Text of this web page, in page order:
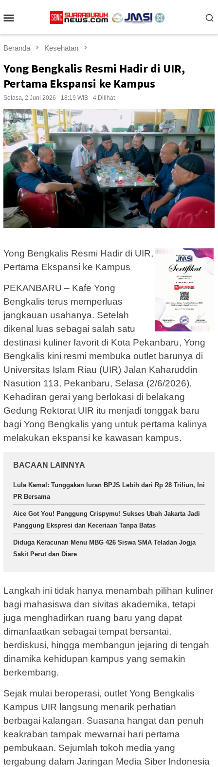
ke
Beranda Kesehatan
Yong Bengkalis Resmi Hadir di UIR,
Pertama Ekspansi ke Kampus
Selasa, 2 Juni 2026 - 18:19 WIB 4 Dilihat
Yong Bengkalis Resmi Hadir di UIR,
Pertama Ekspansi ke Kampus
PEKANBARU – Kafe Yong
Bengkalis terus memperluas
jangkauan usahanya. Setelah
dikenal luas sebagai salah satu
destinasi kuliner favorit di Kota Pekanbaru, Yong
Bengkalis kini resmi membuka outlet barunya di
Universitas Islam Riau (UIR) Jalan Kaharuddin
Nasution 113, Pekanbaru, Selasa (2/6/2026).
Kehadiran gerai yang berlokasi di belakang
Gedung Rektorat UIR itu menjadi tonggak baru
bagi Yong Bengkalis yang untuk pertama kalinya
melakukan ekspansi ke kawasan kampus.
BACAAN LAINNYA
Lula Kamal: Tunggakan Iuran BPJS Lebih dari Rp 28 Triliun, Ini
PR Bersama
Aice Got You! Panggung Crispymu! Sukses Ubah Jakarta Jadi
Panggung Ekspresi dan Keceriaan Tanpa Batas
Diduga Keracunan Menu MBG 426 Siswa SMA Teladan Jogja
Sakit Perut dan Diare
Langkah ini tidak hanya menambah pilihan kuliner
bagi mahasiswa dan sivitas akademika, tetapi
juga menghadirkan ruang baru yang dapat
dimanfaatkan sebagai tempat bersantai,
berdiskusi, hingga membangun jejaring di tengah
dinamika kehidupan kampus yang semakin
berkembang.
Sejak mulai beroperasi, outlet Yong Bengkalis
Kampus UIR langsung menarik perhatian
berbagai kalangan. Suasana hangat dan penuh
keakraban tampak mewarnai hari pertama
pembukaan. Sejumlah tokoh media yang
tergabung dalam Jaringan Media Siber Indonesia